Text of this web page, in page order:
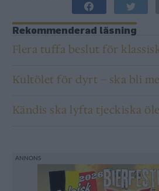
Rekommenderad läsning
Flera tuffa beslut för
Kultölet för dyrt – ska bli
Kändis ska lyfta tjeckiska